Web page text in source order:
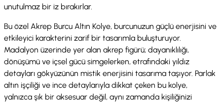
unutulmaz bir iz bırakırlar.
Bu özel Akrep Burcu Altın Kolye, burcunuzun güçlü enerjisini ve
etkileyici karakterini zarif bir tasarımla buluşturuyor.
Madalyon üzerinde yer alan akrep figürü; dayanıklılığı,
dönüşümü ve içsel gücü simgelerken, etrafındaki yıldız
detayları gökyüzünün mistik enerjisini tasarıma taşıyor. Parlak
altın işçiliği ve ince detaylarıyla dikkat çeken bu kolye,
yalnızca şık bir aksesuar değil, aynı zamanda kişiliğinizi